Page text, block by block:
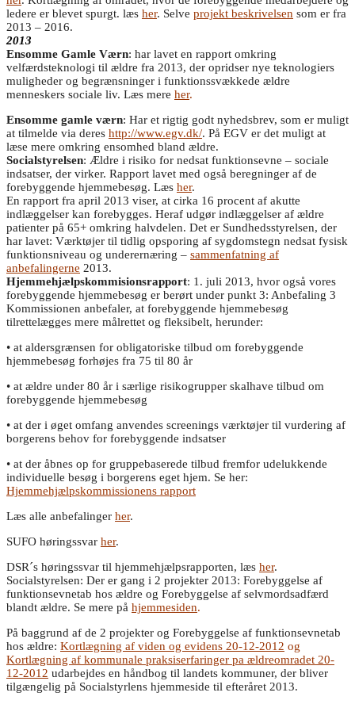
ledere er blevet spurgt. læs her. Selve projekt beskrivelsen som er fra
2013 – 2016.
2013
Ensomme Gamle Værn: har lavet en rapport omkring
velfærdsteknologi til ældre fra 2013, der opridser nye teknologiers
muligheder og begrænsninger i funktionssvækkede ældre
menneskers sociale liv. Læs mere her.
Ensomme gamle værn: Har et rigtig godt nyhedsbrev, som er muligt
at tilmelde via deres http://www.egv.dk/. På EGV er det muligt at
læse mere omkring ensomhed bland ældre.
Socialstyrelsen: Ældre i risiko for nedsat funktionsevne – sociale
indsatser, der virker. Rapport lavet med også beregninger af de
forebyggende hjemmebesøg. Læs her.
En rapport fra april 2013 viser, at cirka 16 procent af akutte
indlæggelser kan forebygges. Heraf udgør indlæggelser af ældre
patienter på 65+ omkring halvdelen. Det er Sundhedsstyrelsen, der
har lavet: Værktøjer til tidlig opsporing af sygdomstegn nedsat fysisk
funktionsniveau og underernæring – sammenfatning af
anbefalingerne 2013.
Hjemmehjælpskommisionsrapport: 1. juli 2013, hvor også vores
forebyggende hjemmebesøg er berørt under punkt 3: Anbefaling 3
Kommissionen anbefaler, at forebyggende hjemmebesøg
tilrettelægges mere målrettet og fleksibelt, herunder:
• at aldersgrænsen for obligatoriske tilbud om forebyggende
hjemmebesøg forhøjes fra 75 til 80 år
• at ældre under 80 år i særlige risikogrupper skalhave tilbud om
forebyggende hjemmebesøg
• at der i øget omfang anvendes screenings værktøjer til vurdering af
borgerens behov for forebyggende indsatser
• at der åbnes op for gruppebaserede tilbud fremfor udelukkende
individuelle besøg i borgerens eget hjem. Se her:
Hjemmehjælpskommissionens rapport
Læs alle anbefalinger her.
SUFO høringssvar her.
DSR´s høringssvar til hjemmehjælpsrapporten, læs her.
Socialstyrelsen: Der er gang i 2 projekter 2013: Forebyggelse af
funktionsevnetab hos ældre og Forebyggelse af selvmordsadfærd
blandt ældre. Se mere på hjemmesiden.
På baggrund af de 2 projekter og Forebyggelse af funktionsevnetab
hos ældre: Kortlægning af viden og evidens 20-12-2012 og
Kortlægning af kommunale praksiserfaringer pa ældreomradet 20-
12-2012 udarbejdes en håndbog til landets kommuner, der bliver
tilgængelig på Socialstyrlens hjemmeside til efteråret 2013.